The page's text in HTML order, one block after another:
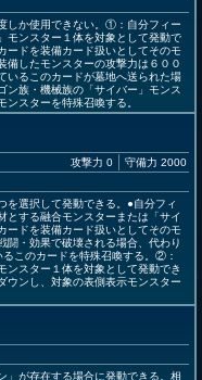
しか使用できない。①：自分フィー
モンスター１体を対象として発動で
ードを装備カード扱いとしてそのモ
したモンスターの攻撃力は６００
いるこのカードが墓地へ送られた場
ン族・機械族の「サイバー」モンス
スターを特殊召喚する。
攻撃力 0 守備力 2000
選択して発動できる。●自分フィ
とする融合モンスターまたは「サイ
ードを装備カード扱いとしてそのモ
闘・効果で破壊される場合、代わり
このカードを特殊召喚する。②：
ンスター１体を対象として発動でき
ウンし、対象の表側表示モンスター
」が存在する場合に発動できる。相